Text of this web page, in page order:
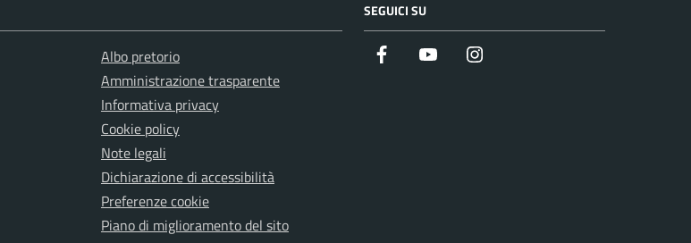
Albo pretorio
Amministrazione trasparente
Informativa privacy
Cookie policy
Note legali
Dichiarazione di accessibilità
Preferenze cookie
Piano di miglioramento del sito
SEGUICI SU
Facebook Youtube